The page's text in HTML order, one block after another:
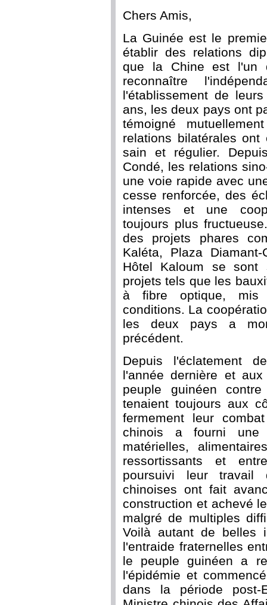
Chers Amis,
La Guinée est le
établir des relations
que la Chine est l'un
reconnaître
l'établissement de
ans, les deux pays ont
témoigné
relations bilatérales ont
sain et régulier.
Condé, les relations
une voie rapide avec
cesse renforcée, des
intenses et une
toujours plus
des projets phares
Kaléta, Plaza
Hôtel Kaloum se sont
projets tels que les
à fibre optique, mis
conditions. La
les deux pays a
précédent.
Depuis l'éclatement
l'année dernière et
peuple guinéen
tenaient toujours aux
fermement leur
chinois a fourni une
matérielles,
ressortissants et
poursuivi leur travail
chinoises ont fait
construction et achevé
malgré de multiples
Voilà autant de belles
l'entraide fraternelles
le peuple guinéen a
l'épidémie et
dans la période